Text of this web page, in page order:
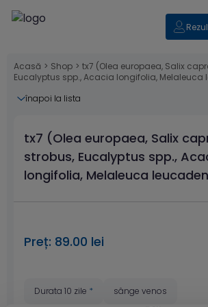
Acasă > Shop > tx7 (Olea europaea, Salix
Eucalyptus spp., Acacia longifolia, Melaleuca
înapoi la lista
tx7 (Olea europaea, Salix
strobus, Eucalyptus spp.,
longifolia, Melaleuca
Preț: 89.00 lei
Durata 10 zile * sânge venos